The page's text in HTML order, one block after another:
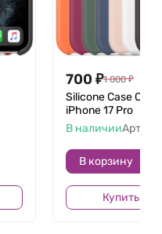
700 ₽1 000 ₽
Silicone Case
iPhone 17 Pro
В наличии
В корзину
Купить в